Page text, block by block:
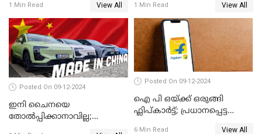
വീണ്ടും മുന്നിൽ
1 Min Read View All 1 Min Read View All
Posted On 09-12-2024
ഇനി ചൈനയെ
തോൽപ്പിക്കാനാവില്ല;
Posted On 09-12-2024
ഐ പി ഒയ്ക്ക് ഒരുങ്ങി
ഫ്ലിപ്കാർട്ട്; പ്രധാനപ്പെട്ട
6 Min Read View All